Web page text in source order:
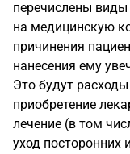
перечислены
на медицинскую
причинения
нанесения ему
Это будут
приобретение
лечение (в том
уход посторонних